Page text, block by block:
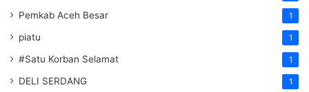
Pemkab Aceh Besar 1
piatu 1
#Satu Korban Selamat 1
DELI SERDANG 1